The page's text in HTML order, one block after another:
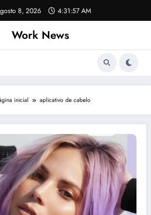
8, 2026 4:31:57 AM
Work News
inicial aplicativo de cabelo